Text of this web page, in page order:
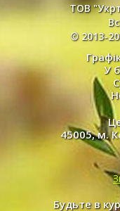
ТОВ
© 2013-
У
45005, м.
Будьте в